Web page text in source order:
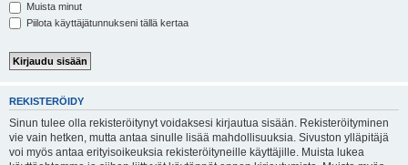
Muista minut
Piilota käyttäjätunnukseni tällä kertaa
REKISTERÖIDY
Sinun tulee olla rekisteröitynyt voidaksesi kirjautua sisään. Rekisteröityminen
vie vain hetken, mutta antaa sinulle lisää mahdollisuuksia. Sivuston ylläpitäjä
voi myös antaa erityisoikeuksia rekisteröityneille käyttäjille. Muista lukea